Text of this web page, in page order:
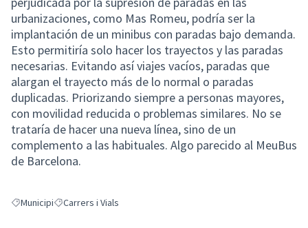
urbanizaciones, como Mas Romeu, podría ser la
implantación de un minibus con paradas bajo demanda.
Esto permitiría solo hacer los trayectos y las paradas
necesarias. Evitando así viajes vacíos, paradas que
alargan el trayecto más de lo normal o paradas
duplicadas. Priorizando siempre a personas mayores,
con movilidad reducida o problemas similares. No se
trataría de hacer una nueva línea, sino de un
complemento a las habituales. Algo parecido al MeuBus
de Barcelona.
Resultats en filtrar per: Municipi
MunicipiResultats en filtrar per: Carrers i Vials
Carrers i Vials